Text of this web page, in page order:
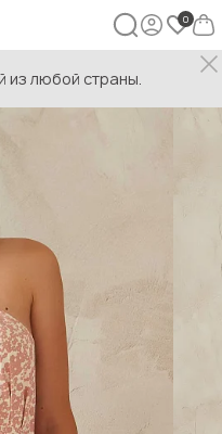
из любой страны.